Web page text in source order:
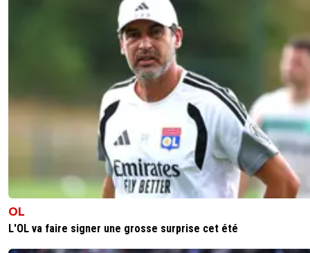
OL
L'OL va faire signer une grosse surprise cet été